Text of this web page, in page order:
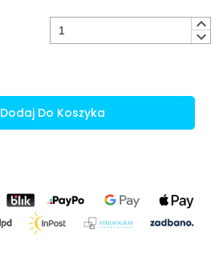
keyboard_arrow_up
keyboard_arrow_down
Dodaj Do Koszyka